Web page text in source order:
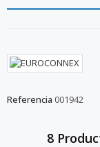
Referencia 001942
8